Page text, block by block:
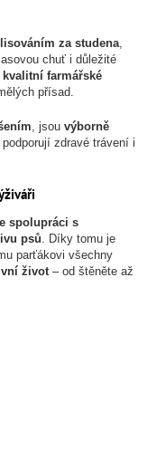
za studena,
chuť i důležité
kvalitní farmářské
přísad.
, jsouvýborně
podporují zdravé trávení i
spolupráci s
psů. Díky tomu je
parťákovi všechny
život– od štěněte až